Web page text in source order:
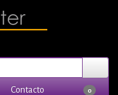
Contacto 0